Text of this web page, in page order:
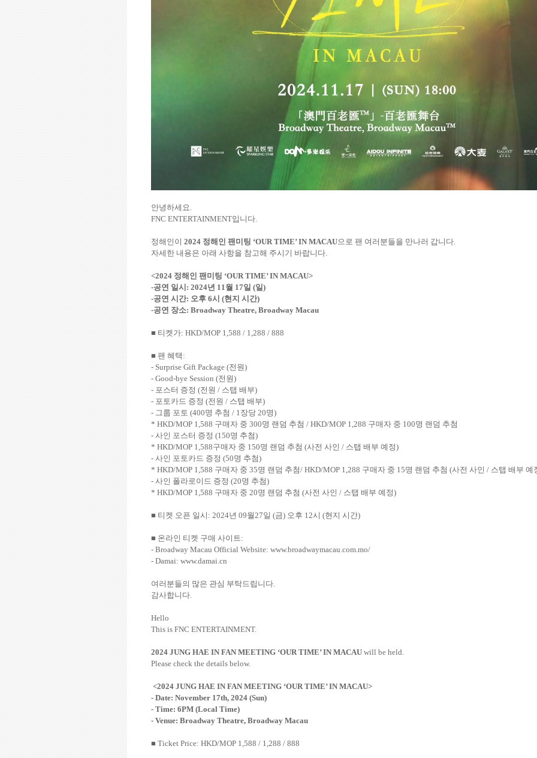
안녕하세요
FNC ENTERTAINMENT입니다
정해인이 2024 정해인 팬미팅 ‘OUR TIME’ IN MACAU으로 팬 여러분들을 만나러 갑니다
자세한 내용은 아래 사항을 참고해 주시기 바랍니다
<2024 정해인 팬미팅 ‘OUR TIME’ IN MACAU>
-공연 일시: 2024년 11 월 17일 (일)
-공연 시간: 오후 6시 (현지 시간)
-공연 장소: Broadway Theatre, Broadway Macau
■ 티켓가: HKD/MOP 1,588 / 1,288 / 888
■ 팬 혜택 :
- Surprise Gift Package (전원)
- Good-bye Session (전원)
- 포스터 증정 (전원 / 스탭 배부)
- 포토카드 증정 (전원 / 스탭 배부)
- 그룹 포토 (400명 추첨 / 1 장당 20명)
* HKD/MOP 1,588 구매자 중 300명 랜덤 추첨 / HKD/MOP 1,288 구매자 중 100명 랜덤 추첨
- 사인 포스터 증정 (150명 추첨)
* HKD/MOP 1,588구매자 중 150명 랜덤 추첨 (사전 사인 / 스탭 배부 예정)
- 사인 포토카드 증정 (50명 추첨)
* HKD/MOP 1,588 구매자 중 35명 랜덤 추첨/ HKD/MOP 1,288 구매자 중 15명 랜덤 추첨 (사전 사인 / 스탭 배부 예
- 사인 폴라로이드 증정 (20명 추첨)
* HKD/MOP 1,588 구매자 중 20명 랜덤 추첨 (사전 사인 / 스탭 배부 예정)
■ 티켓 오픈 일시 : 2024년 09월 27일 (금) 오후 12시 (현지 시간)
■ 온라인 티켓 구매 사이트 :
- Broadway Macau Official Website: www.broadwaymacau.com.mo/
- Damai: www.damai.cn
여러분들의 많은 관심 부탁드립니다
감사합니다
Hello
This is FNC ENTERTAINMENT.
2024 JUNG HAE IN FAN MEETING ‘OUR TIME’ IN MACAU will be held.
Please check the details below.
<2024 JUNG HAE IN FAN MEETING ‘OUR TIME’ IN MACAU>
- Date: November 17th, 2024 (Sun)
- Time: 6PM (Local Time)
- Venue: Broadway Theatre, Broadway Macau
■ Ticket Price: HKD/MOP 1,588 / 1,288 / 888